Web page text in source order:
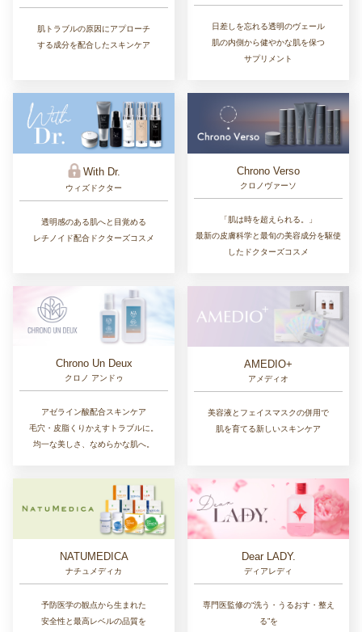
肌トラブルの原因にアプローチ
する成分を配合したスキンケア
日差しを忘れる透明のヴェール
肌の内側から健やかな肌を保つ
サプリメント
With Dr.
ウィズドクター
透明感のある肌へと目覚める
レチノイド配合ドクターズコスメ
Chrono Verso
クロノヴァーソ
「肌は時を超えられる。」
最新の皮膚科学と最旬の美容成分を駆使
したドクターズコスメ
Chrono Un Deux
クロノ アンドゥ
アゼライン酸配合スキンケア
毛穴・皮脂くりかえすトラブルに。
均一な美しさ、なめらかな肌へ。
AMEDIO+
アメディオ
美容液とフェイスマスクの併用で
肌を育てる新しいスキンケア
NATUMEDICA
ナチュメディカ
予防医学の観点から生まれた
安全性と最高レベルの品質を
Dear LADY.
ディアレディ
専門医監修の“洗う・うるおす・整え
る”を